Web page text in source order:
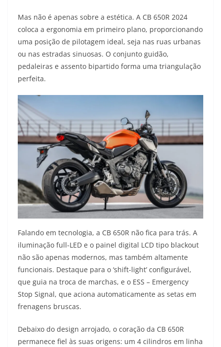
Mas não é apenas sobre a estética. A CB 650R 2024
coloca a ergonomia em primeiro plano, proporcionando
uma posição de pilotagem ideal, seja nas ruas urbanas
ou nas estradas sinuosas. O conjunto guidão,
pedaleiras e assento bipartido forma uma triangulação
perfeita.
Falando em tecnologia, a CB 650R não fica para trás. A
iluminação full-LED e o painel digital LCD tipo blackout
não são apenas modernos, mas também altamente
funcionais. Destaque para o ‘shift-light’ configurável,
que guia na troca de marchas, e o ESS – Emergency
Stop Signal, que aciona automaticamente as setas em
frenagens bruscas.
Debaixo do design arrojado, o coração da CB 650R
permanece fiel às suas origens: um 4 cilindros em linha